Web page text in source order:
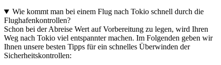
Wie kommt man bei einem Flug nach Tokio schnell durch die
Flughafenkontrollen?
Schon bei der Abreise Wert auf Vorbereitung zu legen, wird Ihren
Weg nach Tokio viel entspannter machen. Im Folgenden geben wir
Ihnen unsere besten Tipps für ein schnelles Überwinden der
Sicherheitskontrollen: